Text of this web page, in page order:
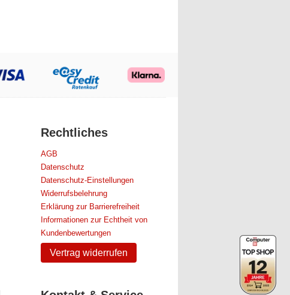
Rechtliches
AGB
Datenschutz
Datenschutz-Einstellungen
Widerrufsbelehrung
Erklärung zur Barrierefreiheit
Informationen zur Echtheit von
Kundenbewertungen
Vertrag widerrufen